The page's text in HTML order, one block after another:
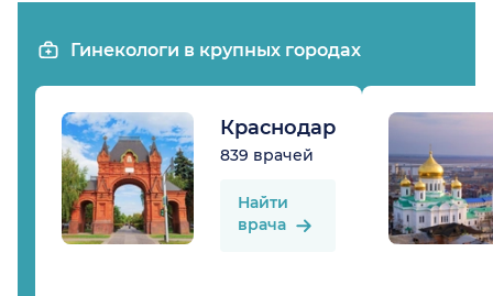
Гинекологи в крупных городах
Краснодар
839 врачей
Найти
врача